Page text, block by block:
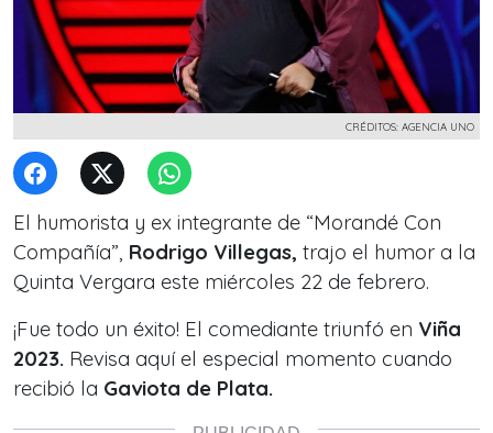
CRÉDITOS: AGENCIA UNO
El humorista y ex integrante de “Morandé Con
Compañía”, Rodrigo Villegas, trajo el humor a la
Quinta Vergara este miércoles 22 de febrero.
¡Fue todo un éxito! El comediante triunfó en Viña
2023. Revisa aquí el especial momento cuando
recibió la Gaviota de Plata.